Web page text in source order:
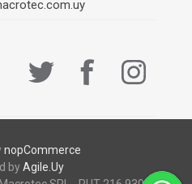
nopCommerce
byAgile.Uy